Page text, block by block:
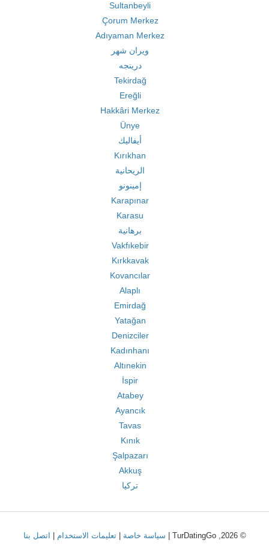
Sultanbeyli
Çorum Merkez
Adıyaman Merkez
ويران شهر
درينجه
Tekirdağ
Ereğli
Hakkâri Merkez
Ünye
أيفاليك
Kırıkhan
الريحانية
إمينونو
Karapınar
Karasu
برهانية
Vakfıkebir
Kırkkavak
Kovancılar
Alaplı
Emirdağ
Yatağan
Denizciler
Kadınhanı
Altınekin
İspir
Atabey
Ayancık
Tavas
Kınık
Şalpazarı
Akkuş
تركيا
© 2026, TurDatingGo | سياسة خاصة |تعليمات الاستخدام اتصل بنا